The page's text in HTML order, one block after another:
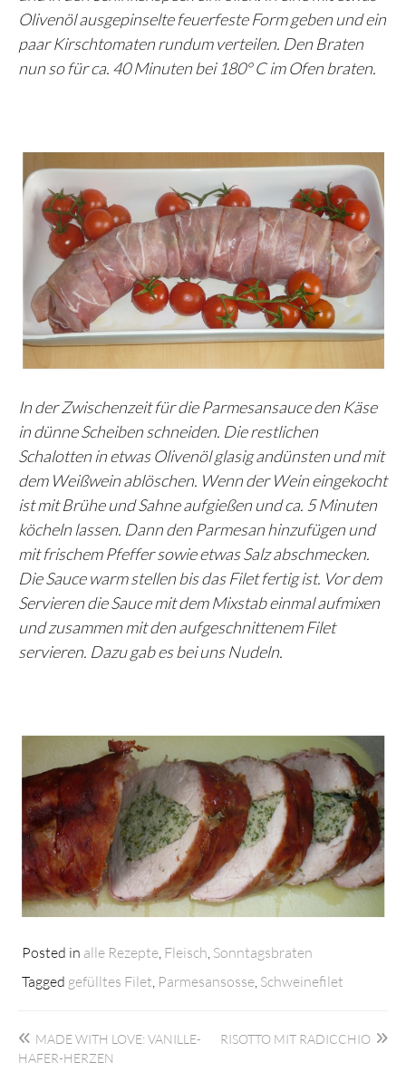
Olivenöl ausgepinselte feuerfeste Form geben und ein
paar Kirschtomaten rundum verteilen. Den Braten
nun so für ca. 40 Minuten bei 180° C im Ofen braten.
In der Zwischenzeit für die Parmesansauce den Käse
in dünne Scheiben schneiden. Die restlichen
Schalotten in etwas Olivenöl glasig andünsten und mit
dem Weißwein ablöschen. Wenn der Wein eingekocht
ist mit Brühe und Sahne aufgießen und ca. 5 Minuten
köcheln lassen. Dann den Parmesan hinzufügen und
mit frischem Pfeffer sowie etwas Salz abschmecken.
Die Sauce warm stellen bis das Filet fertig ist. Vor dem
Servieren die Sauce mit dem Mixstab einmal aufmixen
und zusammen mit den aufgeschnittenem Filet
servieren. Dazu gab es bei uns Nudeln.
Posted in alle Rezepte Fleisch Sonntagsbraten
Tagged gefülltes Filet Parmesansosse Schweinefilet
Beitragsnavigation
MADE WITH LOVE: VANILLE-
HAFER-HERZEN
RISOTTO MIT RADICCHIO